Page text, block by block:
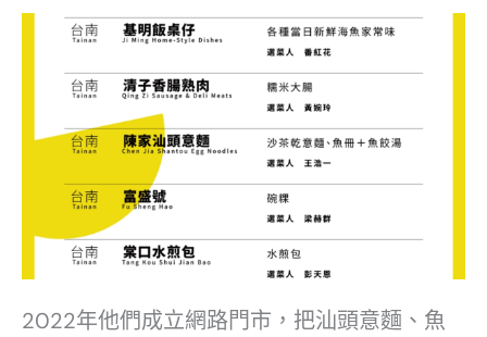
2022年他們成立網路門市，把汕頭意麵、魚